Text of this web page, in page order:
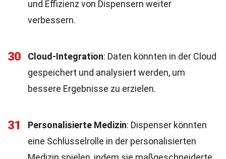
und Effizienz von Dispensern weiter
verbessern.
30 Cloud-Integration: Daten könnten in der Cloud
gespeichert und analysiert werden, um
bessere Ergebnisse zu erzielen.
31 Personalisierte Medizin: Dispenser könnten
eine Schlüsselrolle in der personalisierten